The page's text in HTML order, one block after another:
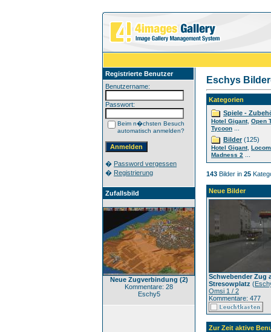
Registrierte Benutzer
Benutzername:
Passwort:
Beim n�chsten Besuch
automatisch anmelden?
� Password vergessen
� Registrierung
Zufallsbild
Neue Zugverbindung (2)
Kommentare: 28
Eschy5
Eschys
Kategorien
Spiele -
Hotel Gigant, Open
Tycoon
Bilder(125)
Hotel Gigant,
Madness 2
143 Bilder in 25
Neue Bilder
Schwebender Zug
Stresowplatz (
Omsi 1 / 2
Kommentare: 477
Zur Zeit aktive